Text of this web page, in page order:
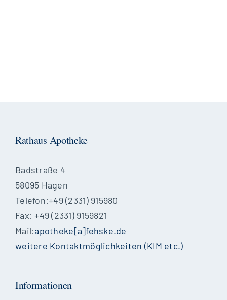
Rathaus Apotheke
Badstraße 4
58095 Hagen
Telefon:+49 (2331) 915980
Fax: +49 (2331) 9159821
Mail:apotheke[a]fehske.de
weitere Kontaktmöglichkeiten (KIM etc.)
Informationen